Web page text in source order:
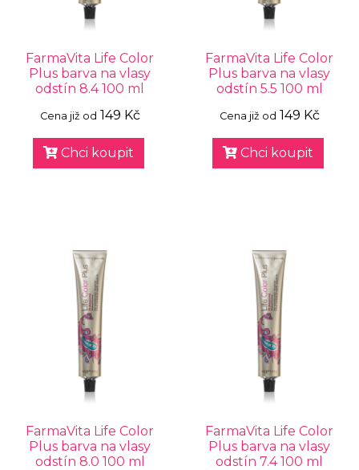
FarmaVita Life Color
Plus barva na vlasy
odstín 8.4 100 ml
Cena již od 149 Kč
Chci koupit
FarmaVita Life Color
Plus barva na vlasy
odstín 5.5 100 ml
Cena již od 149 Kč
Chci koupit
FarmaVita Life Color
Plus barva na vlasy
odstín 8.0 100 ml
FarmaVita Life Color
Plus barva na vlasy
odstín 7.4 100 ml